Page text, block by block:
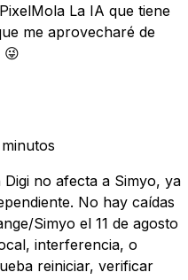
La IA que tiene
me aprovecharé de
😜
no afecta a Simyo, ya
No hay caídas
Simyo el 11 de agosto
interferencia, o
reiniciar, verificar